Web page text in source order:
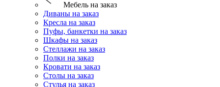
Мебель на заказ
Диваны на заказ
Кресла на заказ
Пуфы, банкетки на заказ
Шкафы на заказ
Стеллажи на заказ
Полки на заказ
Кровати на заказ
Столы на заказ
Стулья на заказ